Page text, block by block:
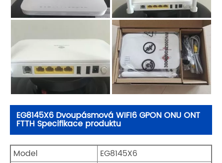
EG8145X6 Dvoupásmová WIFI6 GPON ONU ONT
FTTH Specifikace produktu
Model
EG8145X6